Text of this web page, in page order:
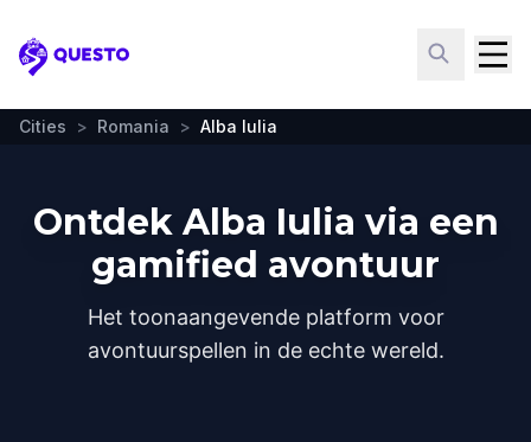
Questo
Cities > Romania > Alba Iulia
Ontdek Alba Iulia via een
gamified avontuur
Het toonaangevende platform voor
avontuurspellen in de echte wereld.